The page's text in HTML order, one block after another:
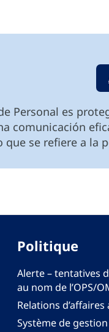
Personal es
comunicación
se refiere a la
Politique
Alerte – tentatives
au nom de l’OPS/
Relations d’affaires
Système de